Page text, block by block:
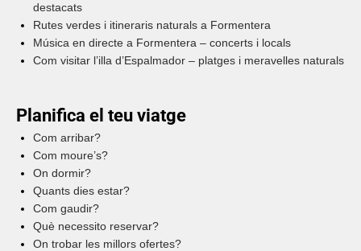
destacats
Rutes verdes i itineraris naturals a Formentera
Música en directe a Formentera – concerts i locals
Com visitar l’illa d’Espalmador – platges i meravelles naturals
Planifica el teu viatge
Com arribar?
Com moure’s?
On dormir?
Quants dies estar?
Com gaudir?
Què necessito reservar?
On trobar les millors ofertes?